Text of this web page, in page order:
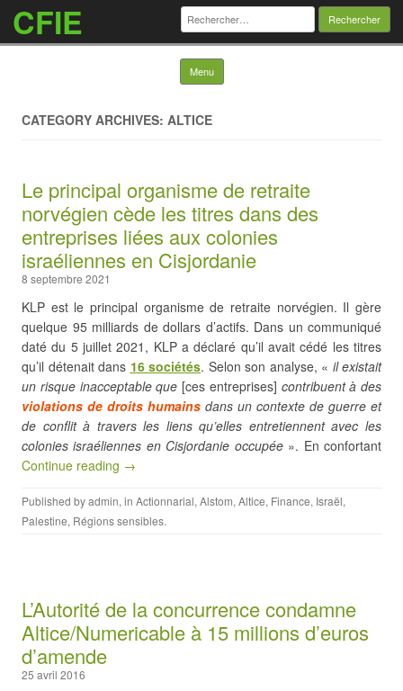
CFIE Rechercher :
Menu Skip to content
CATEGORY ARCHIVES: ALTICE
Le principal organisme de retraite
norvégien cède les titres dans des
entreprises liées aux colonies
israéliennes en Cisjordanie
8 septembre 2021
KLP est le principal organisme de retraite norvégien. Il gère
quelque 95 milliards de dollars d’actifs. Dans un communiqué
daté du 5 juillet 2021, KLP a déclaré qu’il avait cédé les titres
qu’il détenait dans 16 sociétés. Selon son analyse, « il existait
un risque inacceptable que [ces entreprises] contribuent à des
violations de droits humains dans un contexte de guerre et
de conflit à travers les liens qu’elles entretiennent avec les
colonies israéliennes en Cisjordanie occupée ». En confortant
Continue reading →
Published byadmin, in Actionnarial, Alstom, Altice, Finance, Israël,
Palestine, Régions sensibles.
L’Autorité de la concurrence condamne
Altice/Numericable à 15 millions d’euros
d’amende
25 avril 2016